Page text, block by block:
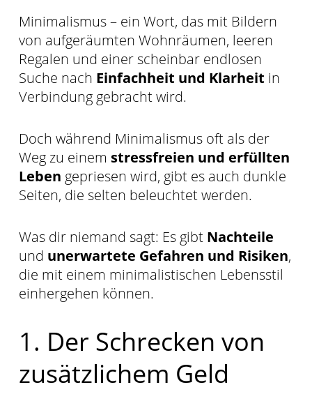
Minimalismus – ein Wort, das mit Bildern
von aufgeräumten Wohnräumen, leeren
Regalen und einer scheinbar endlosen
Suche nach Einfachheit und Klarheit in
Verbindung gebracht wird.
Doch während Minimalismus oft als der
Weg zu einem stressfreien und erfüllten
Leben gepriesen wird, gibt es auch dunkle
Seiten, die selten beleuchtet werden.
Was dir niemand sagt: Es gibt Nachteile
und unerwartete Gefahren und Risiken,
die mit einem minimalistischen Lebensstil
einhergehen können.
1. Der Schrecken von
zusätzlichem Geld